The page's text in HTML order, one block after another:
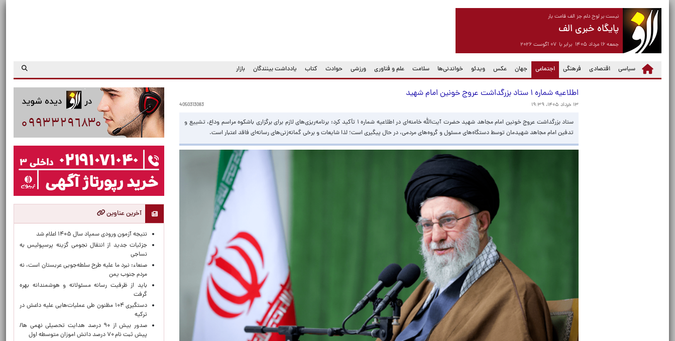
نیست بر لوح دلم جز الف قامت یار
پایگاه خبری الف
جمعه ۱۶ مرداد ۱۴۰۵ برابر با ۰۷ آگوست ۲۰۲۶
سیاسی اقتصادی فرهنگی اجتماعی
(current) جهان عکس ویدئو خواندنی‌ها سلامت علم و فناوری ورزشی حوادث کتاب یادداشت بینندگان بازار
اطلاعیه شماره ۱ ستاد بزرگداشت عروج خونین امام شهید
۱۳ خرداد ۱۴۰۵، ۱۹:۳۹ 4050313083
ستاد بزرگداشت عروج خونین امام مجاهد شهید حضرت آیت‌الله‌ خامنه‌ای‌ در اطلاعیه شماره ۱ تأکید کرد: برنامه‌ریزی‌های لازم برای برگزاری باشکوه مراسم وداع، تشییع و
تدفین امام مجاهد شهیدمان توسط دستگاه‌های مسئول و گروه‌های مردمی، در حال پیگیری است؛ لذا شایعات و برخی گمانه‌زنی‌های رسانه‌ای فاقد اعتبار است.
آخرین عناوین
نتیجه آزمون ورودی سمپاد سال ۱۴۰۵ اعلام شد
جزئیات جدید از انتقال نجومی گزینه پرسپولیس به
نساجی
صنعاء: نبرد ما علیه طرح سلطه‌جویی عربستان است، نه
مردم جنوب یمن
باید از ظرفیت رسانه مسئولانه و هوشمندانه بهره
گرفت
دستگیری ۱۰۴ مظنون طی عملیات‌هایی علیه داعش در
ترکیه
صدور بیش از ۹۰ درصد هدایت تحصیلی نهمی ها/
پیش ثبت نام ۷۰ درصد دانش اموزان متوسطه اول